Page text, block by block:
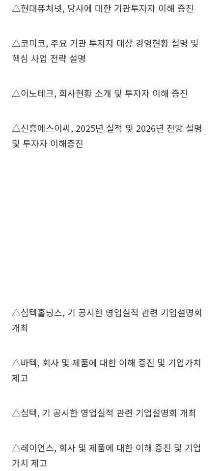
△현대퓨처넷, 당사에 대한 기관투자자 이해 증진
△코미코, 주요 기관 투자자 대상 경영현황 설명 및
핵심 사업 전략 설명
△이노테크, 회사현황 소개 및 투자자 이해 증진
△신흥에스이씨, 2025년 실적 및 2026년 전망 설명
및 투자자 이해증진
△심텍홀딩스, 기 공시한 영업실적 관련 기업설명회
개최
△바텍, 회사 및 제품에 대한 이해 증진 및 기업가치
제고
△심텍, 기 공시한 영업실적 관련 기업설명회 개최
△레이언스, 회사 및 제품에 대한 이해 증진 및 기업
가치 제고